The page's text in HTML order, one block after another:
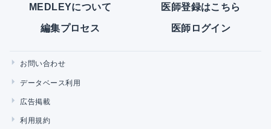
MEDLEYについて 医師登録はこちら
編集プロセス 医師ログイン
お問い合わせ
データベース利用
広告掲載
利用規約